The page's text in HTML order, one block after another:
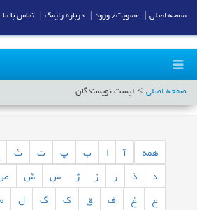
صفحه اصلی لیست نویسندگان
همه ب پ ت ث
د
ذ ر ز ژ س ش ص
ع
غ ف ق ک گ ل م
صفحه اصلی عضویت/ ورود درباره رایمگ تماس با ما